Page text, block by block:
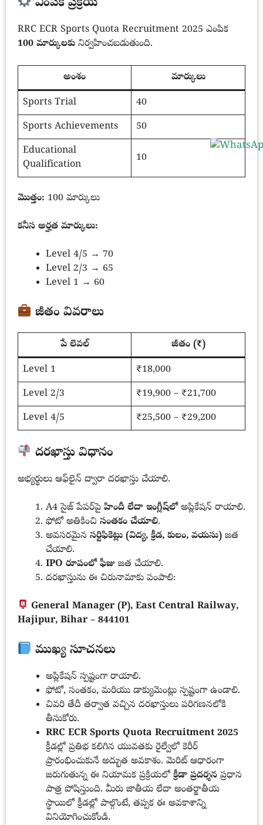
ఎంపిక ప్రక్రియ
RRC ECR Sports Quota Recruitment 2025 ఎంపిక
100 మార్కులకు నిర్వహించబడుతుంది.
అంశం
మార్కులు
Sports Trial
40
Sports Achievements
50
Educational
Qualification
10
మొత్తం: 100 మార్కులు
కనీస అర్హత మార్కులు:
Level 4/5 → 70
Level 2/3 → 65
Level 1 → 60
జీతం వివరాలు
పే లెవల్
జీతం (₹)
Level 1
₹18,000
Level 2/3
₹19,900 – ₹21,700
Level 4/5
₹25,500 – ₹29,200
దరఖాస్తు విధానం
అభ్యర్థులు ఆఫ్‌లైన్ ద్వారా దరఖాస్తు చేయాలి.
A4 సైజ్ పేపర్‌పై హిందీ లేదా ఇంగ్లీష్‌లోఅప్లికేషన్ రాయాలి.
ఫోటో అతికించి సంతకం చేయాలి.
అవసరమైన సర్టిఫికెట్లు (విద్య, క్రీడ, కులం, వయసు) జత
చేయాలి.
IPO రూపంలో ఫీజు జత చేయాలి.
దరఖాస్తును ఈ చిరునామాకు పంపాలి:
General Manager (P), East Central Railway,
Hajipur, Bihar – 844101
ముఖ్య సూచనలు
అప్లికేషన్ స్పష్టంగా రాయాలి.
ఫోటో, సంతకం, మరియు డాక్యుమెంట్లు స్పష్టంగా ఉండాలి.
చివరి తేదీ తర్వాత వచ్చిన దరఖాస్తులు పరిగణనలోకి
తీసుకోరు.
RRC ECR Sports Quota Recruitment 2025
క్రీడల్లో ప్రతిభ కలిగిన యువతకు రైల్వేలో కెరీర్
ప్రారంభించుకునే అద్భుత అవకాశం. మెరిట్ ఆధారంగా
జరుగుతున్న ఈ నియామక ప్రక్రియలోక్రీడా ప్రదర్శన ప్రధాన
పాత్ర పోషిస్తుంది. మీరు జాతీయ లేదా అంతర్జాతీయ
స్థాయిలో క్రీడల్లో పాల్గొంటే, తప్పక ఈ అవకాశాన్ని
వినియోగించుకోండి.